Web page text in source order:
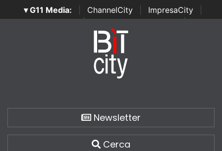
▾ G11 Media: ChannelCity ImpresaCity
SecurityOpenLab | Italian Channel Awards | Italian
Italian Security Awards
Newsletter
Cerca